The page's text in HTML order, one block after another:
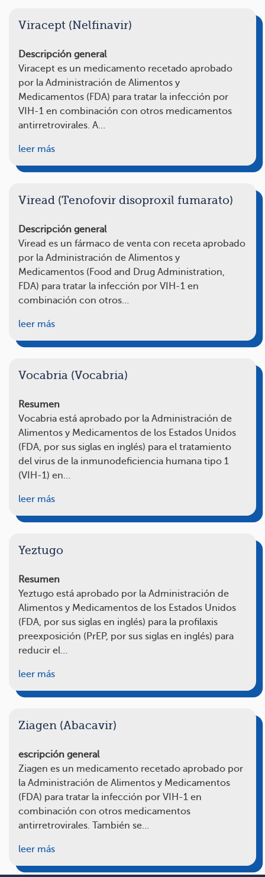
Viracept (Nelfinavir)
Descripción general
Viracept es un medicamento recetado aprobado
por la Administración de Alimentos y
Medicamentos (FDA) para tratar la infección por
VIH-1 en combinación con otros medicamentos
antirretrovirales. A…
leer más
Viread (Tenofovir disoproxil fumarato)
Descripción general
Viread es un fármaco de venta con receta aprobado
por la Administración de Alimentos y
Medicamentos (Food and Drug Administration,
FDA) para tratar la infección por VIH-1 en
combinación con otros…
leer más
Vocabria (Vocabria)
Resumen
Vocabria está aprobado por la Administración de
Alimentos y Medicamentos de los Estados Unidos
(FDA, por sus siglas en inglés) para el tratamiento
del virus de la inmunodeficiencia humana tipo 1
(VIH-1) en…
leer más
Yeztugo
Resumen
Yeztugo está aprobado por la Administración de
Alimentos y Medicamentos de los Estados Unidos
(FDA, por sus siglas en inglés) para la profilaxis
preexposición (PrEP, por sus siglas en inglés) para
reducir el…
leer más
Ziagen (Abacavir)
escripción general
Ziagen es un medicamento recetado aprobado por
la Administración de Alimentos y Medicamentos
(FDA) para tratar la infección por VIH-1 en
combinación con otros medicamentos
antirretrovirales. También se…
leer más